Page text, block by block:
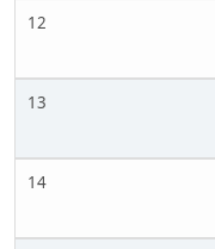
12
13
14